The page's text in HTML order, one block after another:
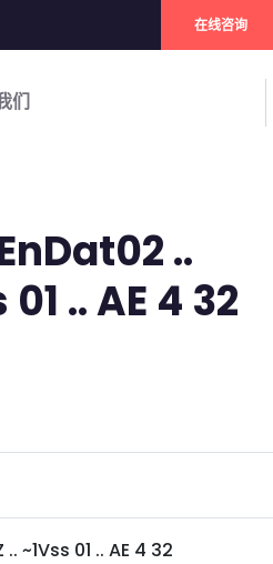
在线咨询
们
..
.. AE 4 32
~1Vss 01 .. AE 4 32